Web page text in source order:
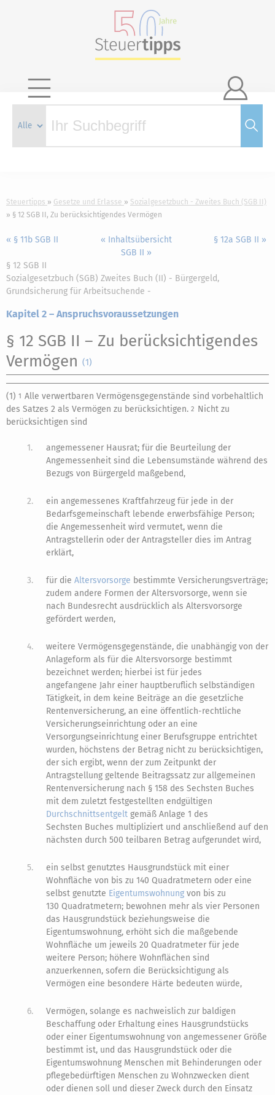

Steuertipps Gesetze und Erlasse
Sozialgesetzbuch - Zweites Buch (SGB II)
§ 12 SGB II, Zu berücksichtigendes Vermögen
« § 11b SGB II
« Inhaltsübersicht
SGB II »
§ 12a SGB II »
§ 12 SGB II
Sozialgesetzbuch (SGB) Zweites Buch (II) - Bürgergeld,
Grundsicherung für Arbeitsuchende -
Kapitel 2 – Anspruchsvoraussetzungen
§ 12 SGB II – Zu berücksichtigendes
Vermögen (1)
(1) 1 Alle verwertbaren Vermögensgegenstände sind vorbehaltlich
des Satzes 2 als Vermögen zu berücksichtigen. 2 Nicht zu
berücksichtigen sind
1.
angemessener Hausrat; für die Beurteilung der
Angemessenheit sind die Lebensumstände während des
Bezugs von Bürgergeld maßgebend,
2.
ein angemessenes Kraftfahrzeug für jede in der
Bedarfsgemeinschaft lebende erwerbsfähige Person;
die Angemessenheit wird vermutet, wenn die
Antragstellerin oder der Antragsteller dies im Antrag
erklärt,
3. für dieAltersvorsorge bestimmte Versicherungsverträge;
zudem andere Formen der Altersvorsorge, wenn sie
nach Bundesrecht ausdrücklich als Altersvorsorge
gefördert werden,
4.
weitere Vermögensgegenstände, die unabhängig von der
Anlageform als für die Altersvorsorge bestimmt
bezeichnet werden; hierbei ist für jedes
angefangene Jahr einer hauptberuflich selbständigen
Tätigkeit, in dem keine Beiträge an die gesetzliche
Rentenversicherung, an eine öffentlich-rechtliche
Versicherungseinrichtung oder an eine
Versorgungseinrichtung einer Berufsgruppe entrichtet
wurden, höchstens der Betrag nicht zu berücksichtigen,
der sich ergibt, wenn der zum Zeitpunkt der
Antragstellung geltende Beitragssatz zur allgemeinen
Rentenversicherung nach § 158 des Sechsten Buches
mit dem zuletzt festgestellten endgültigen
Durchschnittsentgelt gemäß Anlage 1 des
Sechsten Buches multipliziert und anschließend auf den
nächsten durch 500 teilbaren Betrag aufgerundet wird,
5.
ein selbst genutztes Hausgrundstück mit einer
Wohnfläche von bis zu 140 Quadratmetern oder eine
selbst genutzte Eigentumswohnung von bis zu
130 Quadratmetern; bewohnen mehr als vier Personen
das Hausgrundstück beziehungsweise die
Eigentumswohnung, erhöht sich die maßgebende
Wohnfläche um jeweils 20 Quadratmeter für jede
weitere Person; höhere Wohnflächen sind
anzuerkennen, sofern die Berücksichtigung als
Vermögen eine besondere Härte bedeuten würde,
6.
Vermögen, solange es nachweislich zur baldigen
Beschaffung oder Erhaltung eines Hausgrundstücks
oder einer Eigentumswohnung von angemessener Größe
bestimmt ist, und das Hausgrundstück oder die
Eigentumswohnung Menschen mit Behinderungen oder
pflegebedürftigen Menschen zu Wohnzwecken dient
oder dienen soll und dieser Zweck durch den Einsatz